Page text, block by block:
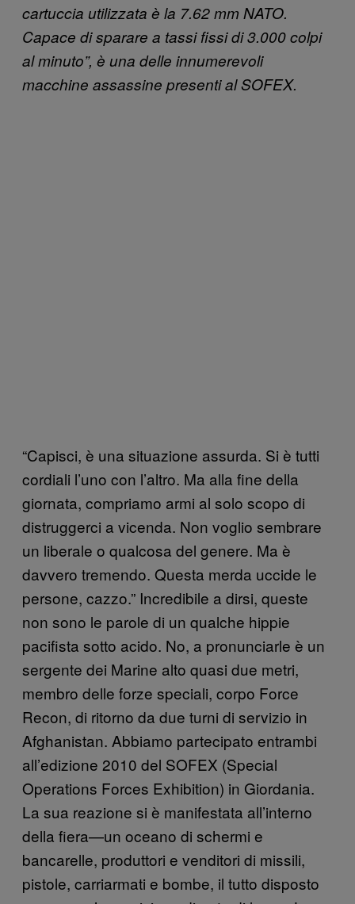
cartuccia utilizzata è la 7.62 mm NATO.
Capace di sparare a tassi fissi di 3.000 colpi
al minuto”, è una delle innumerevoli
macchine assassine presenti al SOFEX.
“Capisci, è una situazione assurda. Si è tutti
cordiali l’uno con l’altro. Ma alla fine della
giornata, compriamo armi al solo scopo di
distruggerci a vicenda. Non voglio sembrare
un liberale o qualcosa del genere. Ma è
davvero tremendo. Questa merda uccide le
persone, cazzo.” Incredibile a dirsi, queste
non sono le parole di un qualche hippie
pacifista sotto acido. No, a pronunciarle è un
sergente dei Marine alto quasi due metri,
membro delle forze speciali, corpo Force
Recon, di ritorno da due turni di servizio in
Afghanistan. Abbiamo partecipato entrambi
all’edizione 2010 del SOFEX (Special
Operations Forces Exhibition) in Giordania.
La sua reazione si è manifestata all’interno
della fiera—un oceano di schermi e
bancarelle, produttori e venditori di missili,
pistole, carriarmati e bombe, il tutto disposto